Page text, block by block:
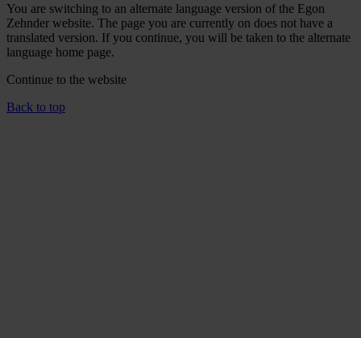
You are switching to an alternate language version of the Egon
Zehnder website. The page you are currently on does not have a
translated version. If you continue, you will be taken to the alternate
language home page.
Continue to the website
Back to top